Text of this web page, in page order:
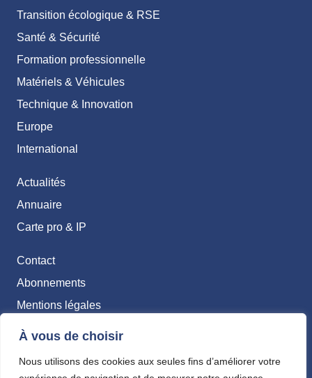
À vous de choisir
Nous utilisons des cookies aux seules fins d’améliorer votre
Transition écologique & RSE
Santé & Sécurité
Formation professionnelle
Matériels & Véhicules
Technique & Innovation
Europe
International
Actualités
Annuaire
Carte pro & IP
Contact
Abonnements
Mentions légales
Politique de confidentialité